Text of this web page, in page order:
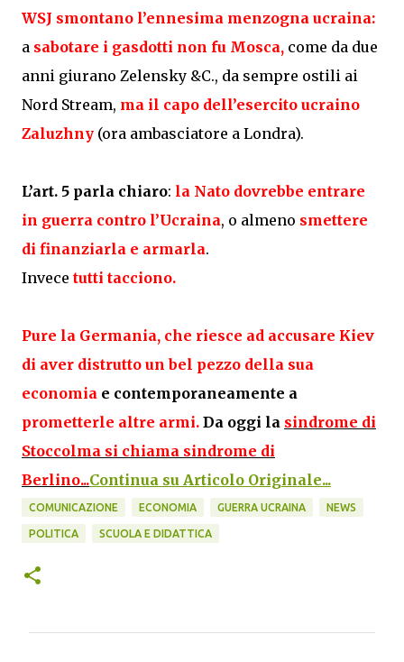
WSJ smontano l’ennesima menzogna ucraina:
a sabotare i gasdotti non fu Mosca, come da due
anni giurano Zelensky &C., da sempre ostili ai
Nord Stream, ma il capo dell’esercito ucraino
Zaluzhny (ora ambasciatore a Londra).
L’art. 5 parla chiaro: la Nato dovrebbe entrare
in guerra contro l’Ucraina, o almeno smettere
di finanziarla e armarla.
Invece tutti tacciono.
Pure la Germania, che riesce ad accusare Kiev
di aver distrutto un bel pezzo della sua
economia e contemporaneamente a
prometterle altre armi. Da oggi la sindrome di
Stoccolma si chiama sindrome di
Berlino...Continua su Articolo Originale...
COMUNICAZIONE ECONOMIA GUERRA UCRAINA NEWS
POLITICA SCUOLA E DIDATTICA